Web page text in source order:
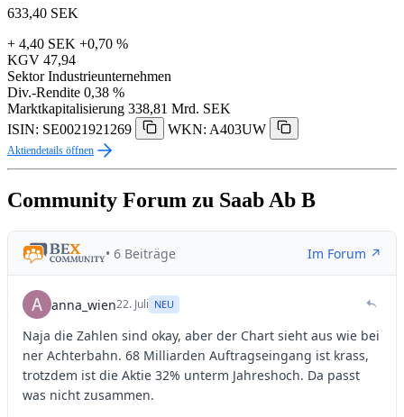
633,40 SEK
+ 4,40 SEK +0,70 %
KGV 47,94
Sektor Industrieunternehmen
Div.-Rendite 0,38 %
Marktkapitalisierung 338,81 Mrd. SEK
ISIN: SE0021921269
WKN: A403UW
Aktiendetails öffnen
Community Forum zu Saab Ab B